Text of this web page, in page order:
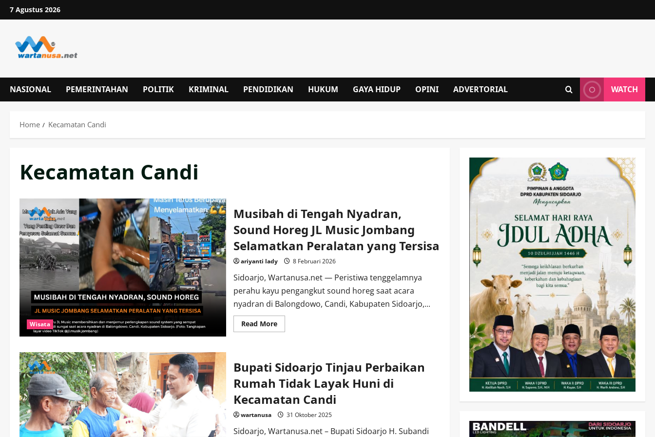
Skip
to
7 Agustus 2026
NASIONAL PEMERINTAHAN POLITIK KRIMINAL PENDIDIKAN HUKUM GAYA HIDUP OPINI ADVERTORIAL WATCH
Home Kecamatan Candi
Kecamatan Candi
Wisata
Musibah di Tengah Nyadran,
Sound Horeg JL Music Jombang
Selamatkan Peralatan yang Tersisa
ariyanti lady 8 Februari 2026
Sidoarjo, Wartanusa.net — Peristiwa tenggelamnya
perahu kayu pengangkut sound horeg saat acara
nyadran di Balongdowo, Candi, Kabupaten Sidoarjo,...
Read MoreRead
more
Nyadran,
Sound
Horeg
Jombang
Selamatkan
Peralatan
yang
Bupati Sidoarjo Tinjau Perbaikan
Rumah Tidak Layak Huni di
Kecamatan Candi
wartanusa 31 Oktober 2025
Sidoarjo, Wartanusa.net – Bupati Sidoarjo H. Subandi
2
Olahraga
Adu Taktik di Atas Rumput
Sintetis: PWI dan Sapma
Mesin Menuju Piala Soccer
wartanusa 5 Agustus 2026